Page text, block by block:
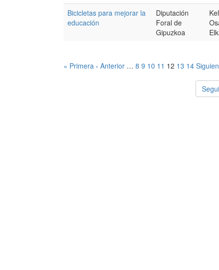
Bicicletas para mejorar la
educación
Diputación
Foral de
Gipuzkoa
« Primera ‹ Anterior … 8 9 10 11 12 13 14